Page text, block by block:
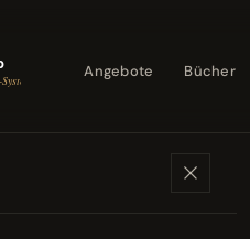
Angebote Bücher